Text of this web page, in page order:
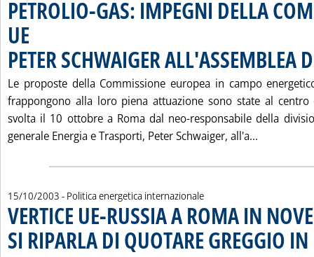
PETROLIO-GAS: IMPEGNI DELLA
UE
PETER SCHWAIGER ALL'ASSEMBLEA
Le proposte della Commissione europea in campo
frappongono alla loro piena attuazione sono state al
svolta il 10 ottobre a Roma dal neo-responsabile della
generale Energia e Trasporti, Peter Schwaiger, all'a...
15/10/2003 - Politica energetica internazionale
VERTICE UE-RUSSIA A ROMA IN
SI RIPARLA DI QUOTARE GREGGIO IN